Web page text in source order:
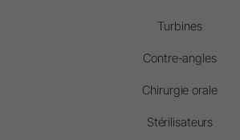
Turbines
Contre-angles
Chirurgie orale
Stérilisateurs